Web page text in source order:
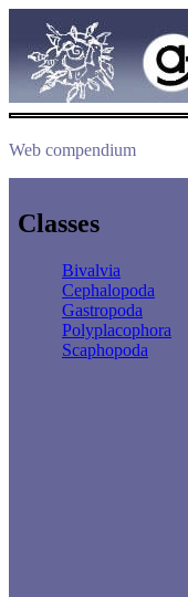
Web compendium
Classes
Bivalvia
Cephalopoda
Gastropoda
Polyplacophora
Scaphopoda